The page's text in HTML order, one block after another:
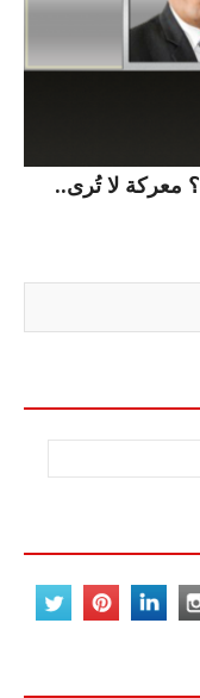
لا تُرى..